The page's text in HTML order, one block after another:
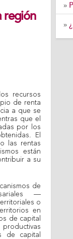
región
recursos
de renta
a que se
que el
por los
El
las rentas
están
a su
de
—
o
en
de capital
de capital
»
»